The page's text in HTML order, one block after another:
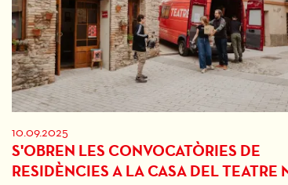
10.09.2025
S'OBREN LES CONVOCATÒRIES DE
RESIDÈNCIES A LA CASA DEL TEATRE